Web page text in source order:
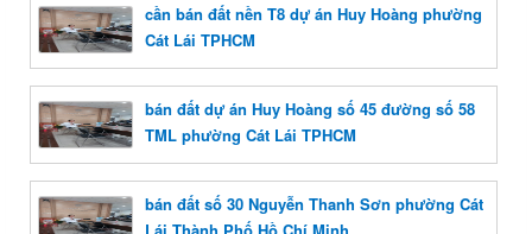
cần bán đất nền T8 dự án Huy Hoàng phường
Cát Lái TPHCM
bán đất dự án Huy Hoàng số 45 đường số 58
TML phường Cát Lái TPHCM
bán đất số 30 Nguyễn Thanh Sơn phường Cát